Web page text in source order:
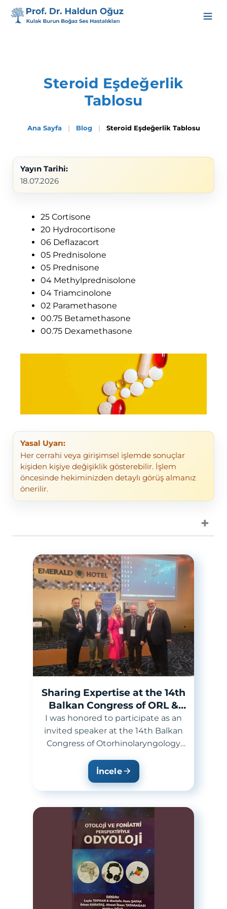
Steroid Eşdeğerlik
Tablosu
Ana Sayfa | Blog | Steroid Eşdeğerlik Tablosu
Yayın Tarihi:
18.07.2026
25 Cortisone
20 Hydrocortisone
06 Deflazacort
05 Prednisolone
05 Prednisone
04 Methylprednisolone
04 Triamcinolone
02 Paramethasone
00.75 Betamethasone
00.75 Dexamethasone
Yasal Uyarı:
Her cerrahi veya girişimsel işlemde sonuçlar
kişiden kişiye değişiklik gösterebilir. İşlem
öncesinde hekiminizden detaylı görüş almanız
önerilir.
Sharing Expertise at the 14th
Balkan Congress of ORL &
Head & Neck Surgery
I was honored to participate as an
invited speaker at the 14th Balkan
Congress of Otorhinolaryngology
P...
İncele